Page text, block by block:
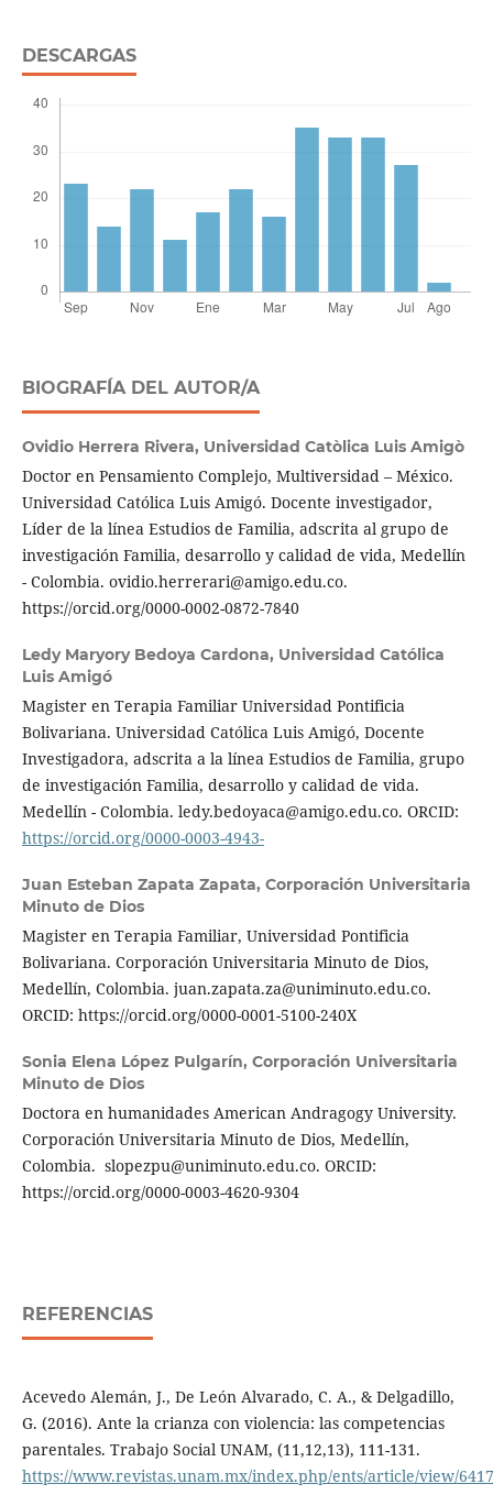
DESCARGAS
BIOGRAFÍA DEL AUTOR/A
Ovidio Herrera Rivera, Universidad Catòlica Luis Amigò
Doctor en Pensamiento Complejo, Multiversidad – México.
Universidad Católica Luis Amigó. Docente investigador,
Líder de la línea Estudios de Familia, adscrita al grupo de
investigación Familia, desarrollo y calidad de vida, Medellín
- Colombia. ovidio.herrerari@amigo.edu.co.
https://orcid.org/0000-0002-0872-7840
Ledy Maryory Bedoya Cardona, Universidad Católica
Luis Amigó
Magister en Terapia Familiar Universidad Pontificia
Bolivariana. Universidad Católica Luis Amigó, Docente
Investigadora, adscrita a la línea Estudios de Familia, grupo
de investigación Familia, desarrollo y calidad de vida.
Medellín - Colombia. ledy.bedoyaca@amigo.edu.co. ORCID:
https://orcid.org/0000-0003-4943-
Juan Esteban Zapata Zapata, Corporación Universitaria
Minuto de Dios
Magister en Terapia Familiar, Universidad Pontificia
Bolivariana. Corporación Universitaria Minuto de Dios,
Medellín, Colombia. juan.zapata.za@uniminuto.edu.co.
ORCID: https://orcid.org/0000-0001-5100-240X
Sonia Elena López Pulgarín, Corporación Universitaria
Minuto de Dios
Doctora en humanidades American Andragogy University.
Corporación Universitaria Minuto de Dios, Medellín,
Colombia. slopezpu@uniminuto.edu.co. ORCID:
https://orcid.org/0000-0003-4620-9304
REFERENCIAS
Acevedo Alemán, J., De León Alvarado, C. A., & Delgadillo,
G. (2016). Ante la crianza con violencia: las competencias
parentales. Trabajo Social UNAM, (11,12,13), 111-131.
https://www.revistas.unam.mx/index.php/ents/article/view/